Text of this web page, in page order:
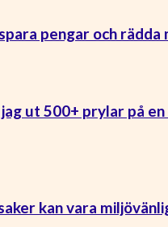
pengar och rädda
ut 500+ prylar på en
kan vara